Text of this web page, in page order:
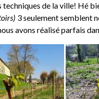
de la ville! Hé
3 seulement semblent
avons réalisé parfais